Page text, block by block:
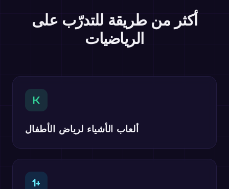
أكثر من طريقة للتدرّب على
الرياضيات
K
ألعاب الأشياء لرياض الأطفال
1+